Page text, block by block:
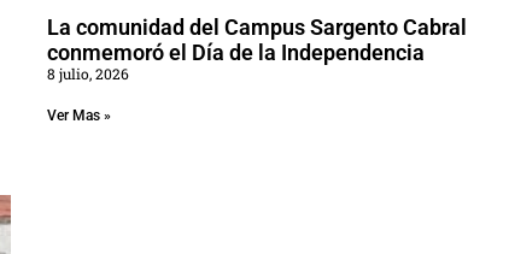
La comunidad del Campus Sargento Cabral
conmemoró el Día de la Independencia
8 julio, 2026
Ver Mas »